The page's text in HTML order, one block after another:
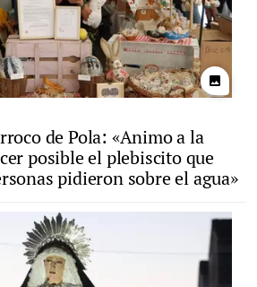
photo
de Pola: «Animo a la
posible el plebiscito que
pidieron sobre el agua»